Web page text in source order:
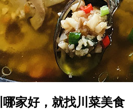
哪家好，就找川菜美食